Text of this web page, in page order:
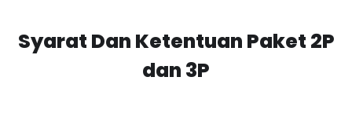
Syarat Dan Ketentuan Paket 2P
dan 3P